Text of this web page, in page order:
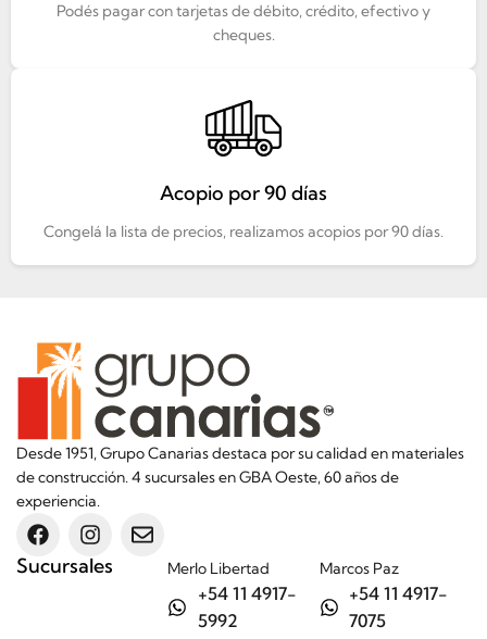
Podés pagar con tarjetas de débito, crédito, efectivo y
cheques.
Acopio por 90 días
Congelá la lista de precios, realizamos acopios por 90 días.
Desde 1951, Grupo Canarias destaca por su calidad en materiales
de construcción. 4 sucursales en GBA Oeste, 60 años de
experiencia.
Sucursales Merlo Libertad
+54 11 4917-
5992
Marcos Paz
+54 11 4917-
7075